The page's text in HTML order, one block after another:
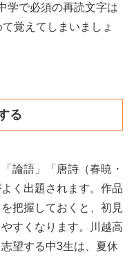
学で必須の再読文字は
覚えてしまいましょ
る
論語」「唐詩（春暁・
く出題されます。作品
把握しておくと、初見
すくなります。川越高
望する中3生は、夏休